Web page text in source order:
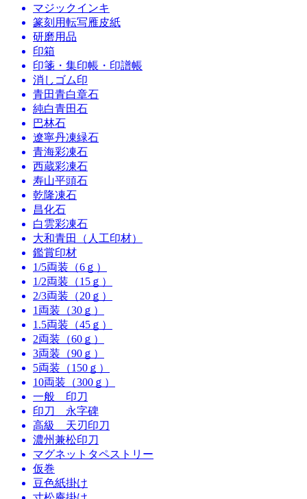
マジックインキ
篆刻用転写雁皮紙
研磨用品
印箱
印箋・集印帳・印譜帳
消しゴム印
青田青白章石
純白青田石
巴林石
遼寧丹凍緑石
青海彩凍石
西蔵彩凍石
寿山平頭石
乾隆凍石
昌化石
白雲彩凍石
大和青田（人工印材）
鑑賞印材
1/5両装（6ｇ）
1/2両装（15ｇ）
2/3両装（20ｇ）
1両装（30ｇ）
1.5両装（45ｇ）
2両装（60ｇ）
3両装（90ｇ）
5両装（150ｇ）
10両装（300ｇ）
一般 印刀
印刀 永字碑
高級 天刃印刀
濃州兼松印刀
マグネットタペストリー
仮巻
豆色紙掛け